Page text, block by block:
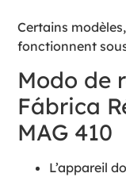
Certains
fonctionnent
Modo de
Fábrica
MAG 410
L’appareil